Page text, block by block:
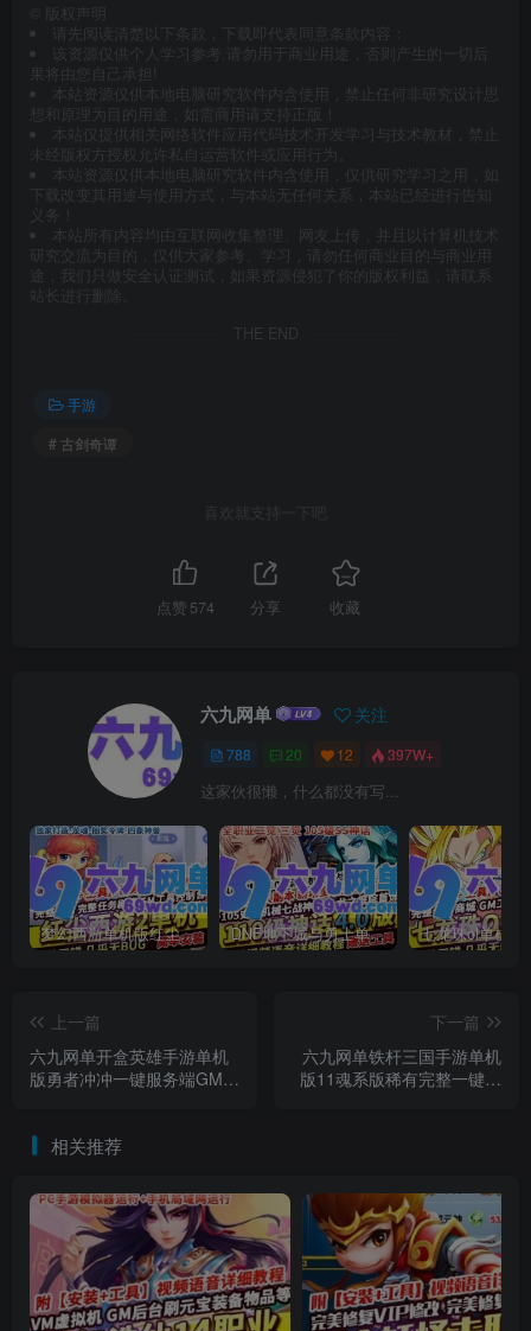
版权声明
请先阅读清楚以下条款，下载即代表同意条款内容：
该资源仅供个人学习参考,请勿用于商业用途，否则产生的一切后
果将由您自己承担!
本站资源仅供本地电脑研究软件内含使用，禁止任何非研究设计思
想和原理为目的用途，如需商用请支持正版！
本站仅提供相关网络软件应用代码技术开发学习与技术教材，禁止
未经版权方授权允许私自运营软件或应用行为。
本站资源仅供本地电脑研究软件内含使用，仅供研究学习之用，如
下载改变其用途与使用方式，与本站无任何关系，本站已经进行告知
义务！
本站所有内容均由互联网收集整理、网友上传，并且以计算机技术
研究交流为目的，仅供大家参考、学习，请勿任何商业目的与商业用
途，我们只做安全认证测试，如果资源侵犯了你的版权利益，请联系
站长进行删除。
THE END
手游
# 古剑奇谭
喜欢就支持一下吧
点赞 574 分享 收藏
六九网单 关注
788 20 12 397W+
这家伙很懒，什么都没有写...
梦幻西游单机版红尘西游2微变独家打造龙魂抽奖令牌四象神兽 DNF地下城与勇士单机版110级神话版4.0全主线任务龙之庭院机械七战神实验室
上一篇
六九网单开盒英雄手游单机
版勇者冲冲一键服务端GM模
下一篇
六九网单铁杆三国手游单机
版11魂系版稀有完整一键服
相关推荐